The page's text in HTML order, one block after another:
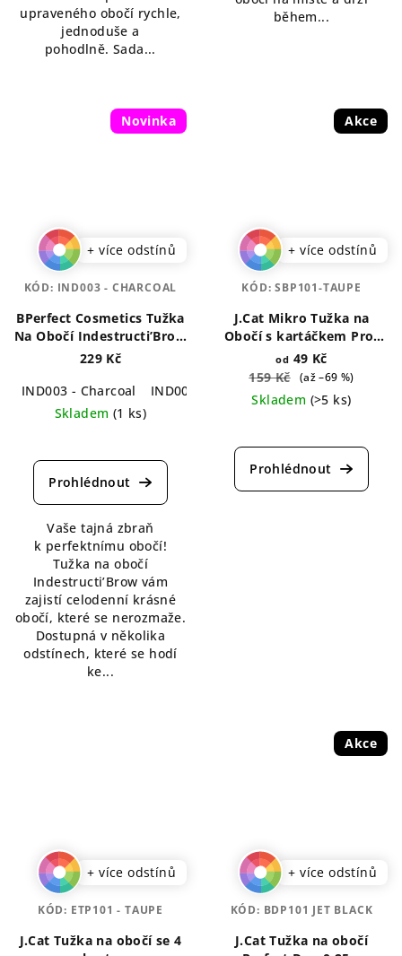
upraveného obočí rychle,
jednoduše a
pohodlně. Sada...
během...
Novinka
+ více odstínů
BPerfect Cosmetics Tužka
Na Obočí Indestructi’Brow
0,1 g
229 Kč
IND003 - Charcoal
IND005 - Irid Brown
Skladem (1 ks)
hodnocení
produktu
z
5
hvězdiček.
Vaše tajná zbraň
k perfektnímu obočí!
Tužka na obočí
Indestructi’Brow vám
zajistí celodenní krásné
obočí, které se nerozmaže.
Dostupná v několika
odstínech, které se hodí
ke...
KÓD: IND003 - CHARCOAL
Akce
+ více odstínů
J.Cat Mikro Tužka na
Obočí s kartáčkem Pro-
Cision 0,25 g
od 49 Kč
159 Kč
(až –69 %)
Skladem (>5 ks)
hodnocení
produktu
KÓD:SBP101-TAUPE
+ více odstínů
J.Cat Tužka na obočí se 4
KÓD: ETP101 - TAUPE
Akce
+ více odstínů
J.Cat Tužka na obočí
KÓD: BDP101 JET BLACK